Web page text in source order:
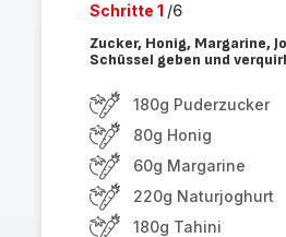
Schritte 1 /6
Zucker, Honig, Margarine,
Schüssel geben und
180g Puderzucker
80g Honig
60g Margarine
220g Naturjoghurt
180g Tahini